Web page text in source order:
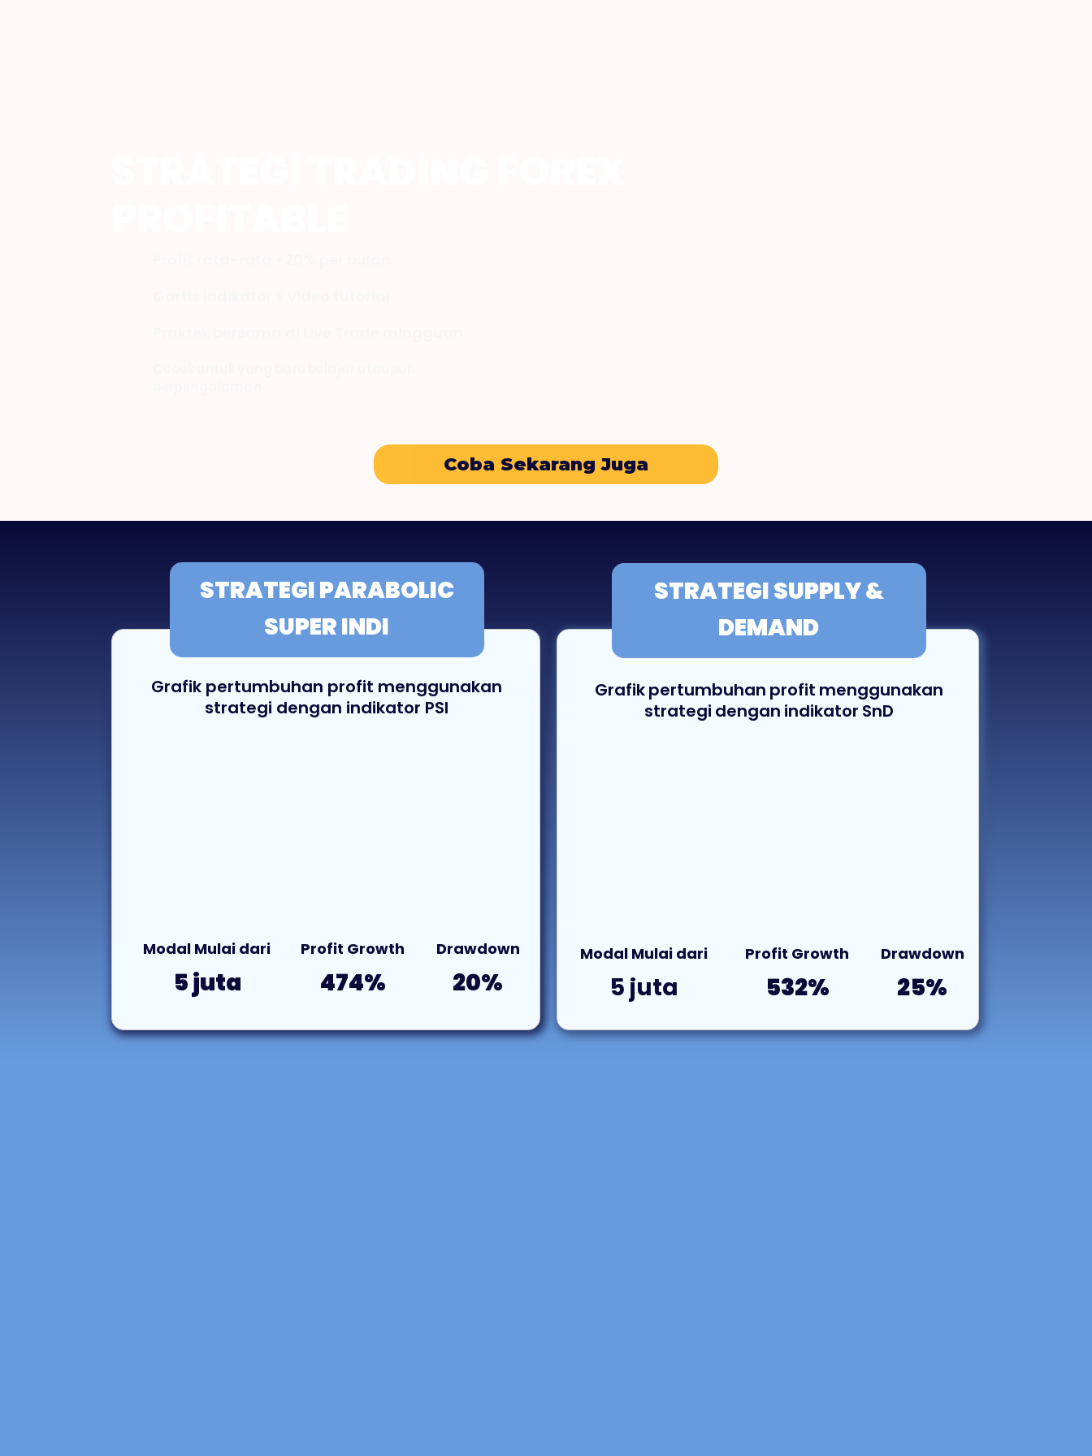
Coba Sekarang Juga
Grafik pertumbuhan profit menggunakan
strategi dengan indikator PSI
STRATEGIPARABOLIC
SUPER INDI
Profit Growth
474%
Drawdown
20%
Modal Mulai dari
5 juta
Grafik pertumbuhan profit menggunakan
strategi dengan indikator SnD
STRATEGISUPPLY &
DEMAND
Profit Growth
532%
Drawdown
25%
Modal Mulai dari
5 juta